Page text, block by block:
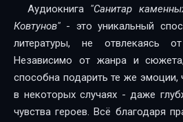
19
20
21
23
Аудиокнига "Санитар
Ковтунов" - это уникальный
литературы, не отвлекаясь
Независимо от жанра и
способна подарить те же эмоции,
в некоторых случаях - даже
чувства героев. Всё благодаря